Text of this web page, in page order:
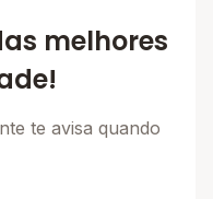
melhores
te avisa quando